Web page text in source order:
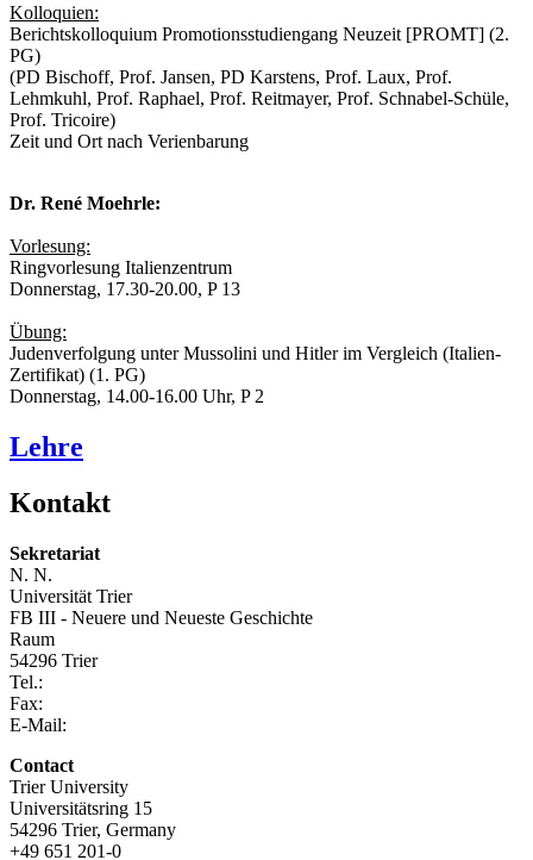
Kolloquien:
Berichtskolloquium Promotionsstudiengang Neuzeit [PROMT] (2.
PG)
(PD Bischoff, Prof. Jansen, PD Karstens, Prof. Laux, Prof.
Lehmkuhl, Prof. Raphael, Prof. Reitmayer, Prof. Schnabel-Schüle,
Prof. Tricoire)
Zeit und Ort nach Verienbarung
Dr. René Moehrle:
Vorlesung:
Ringvorlesung Italienzentrum
Donnerstag, 17.30-20.00, P 13
Übung:
Judenverfolgung unter Mussolini und Hitler im Vergleich (Italien-
Zertifikat) (1. PG)
Donnerstag, 14.00-16.00 Uhr, P 2
Lehre
Kontakt
Sekretariat
N. N.
Universität Trier
FB III - Neuere und Neueste Geschichte
Raum
54296 Trier
Tel.:
Fax:
E-Mail:
Contact
Trier University
Universitätsring 15
54296 Trier, Germany
+49 651 201-0